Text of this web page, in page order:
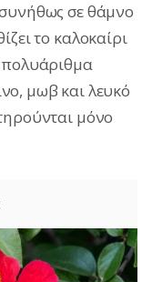
σε θάμνο
το καλοκαίρι
πολυάριθμα
μωβ και λευκό
μόνο